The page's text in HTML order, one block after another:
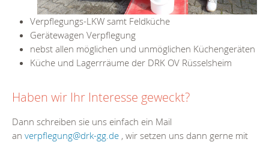
Verpflegungs-LKW samt Feldküche
Gerätewagen Verpflegung
nebst allen möglichen und unmöglichen Küchengeräten
Küche und Lagerrräume der DRK OV Rüsselsheim
Haben wir Ihr Interesse geweckt?
Dann schreiben sie uns einfach ein Mail
an verpflegung@drk-gg.de , wir setzen uns dann gerne mit